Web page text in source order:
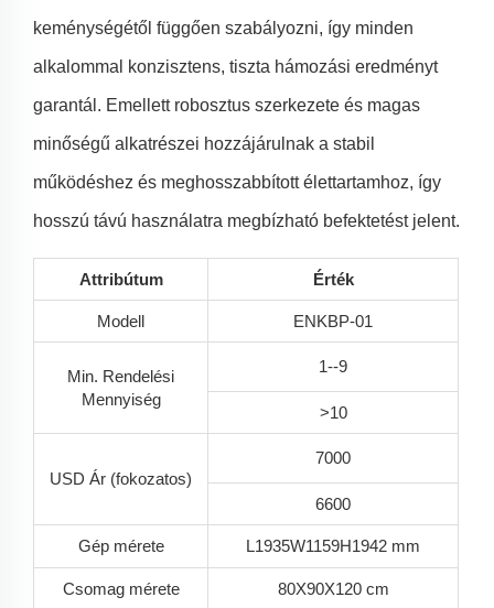
keménységétől függően szabályozni, így minden
alkalommal konzisztens, tiszta hámozási eredményt
garantál. Emellett robosztus szerkezete és magas
minőségű alkatrészei hozzájárulnak a stabil
működéshez és meghosszabbított élettartamhoz, így
hosszú távú használatra megbízható befektetést jelent.
Attribútum Érték
Modell ENKBP-01
Min. Rendelési
Mennyiség
1--9
>10
USD Ár (fokozatos)
7000
6600
Gép mérete L1935W1159H1942 mm
Csomag mérete 80X90X120 cm